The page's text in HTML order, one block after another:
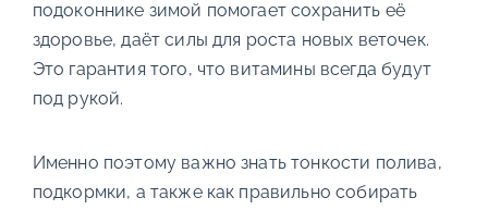
подоконнике зимой помогает сохранить её
здоровье, даёт силы для роста новых веточек.
Это гарантия того, что витамины всегда будут
под рукой.
Именно поэтому важно знать тонкости полива,
подкормки, а также как правильно собирать